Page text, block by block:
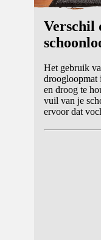
Verschil
Het gebruik
droogloopmat
en droog te
vuil van je
ervoor dat